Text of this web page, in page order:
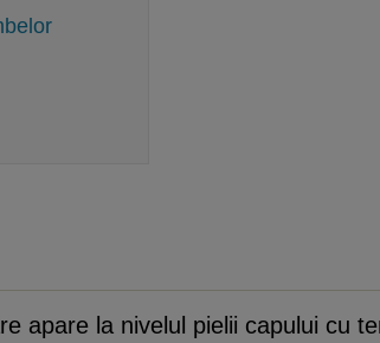
apare la nivelul pielii capului cu